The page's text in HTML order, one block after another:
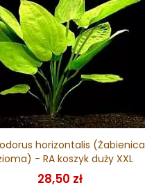
horizontalis (Żabienica
- RA koszyk duży XXL
28,50 zł